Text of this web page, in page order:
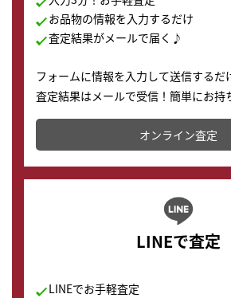
お品物の情報を入力するだけ
査定結果がメールで届く♪
フォームに情報を入力して送信するだ
査定結果はメールで受信！簡単にお持
かります。
オンライン査定
LINEで査定
LINEでお手軽査定